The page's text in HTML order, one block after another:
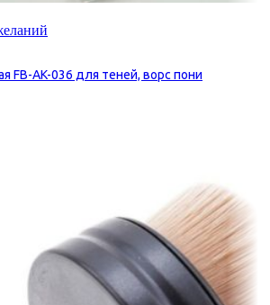
FB-AK-036 для теней, ворс пони